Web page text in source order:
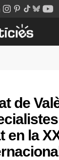
de
en la